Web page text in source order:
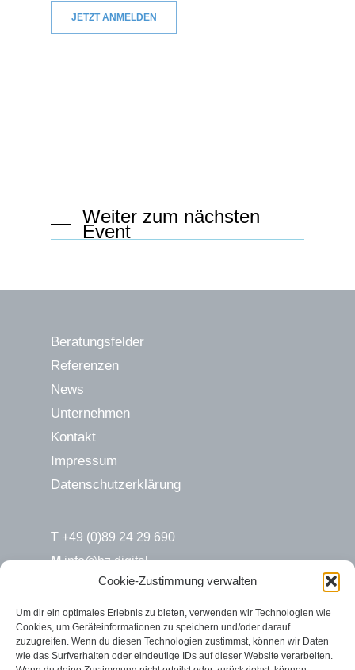
Cookie-Zustimmung verwalten
Um dir ein optimales Erlebnis zu bieten, verwenden wir Technologien wie
Cookies, um Geräteinformationen zu speichern und/oder darauf
zuzugreifen. Wenn du diesen Technologien zustimmst, können wir Daten
wie das Surfverhalten oder eindeutige IDs auf dieser Website verarbeiten.
JETZT ANMELDEN
Weiter zum nächsten
Event
Beratungsfelder
Referenzen
News
Unternehmen
Kontakt
Impressum
Datenschutzerklärung
T +49 (0)89 24 29 690
Minfo@hz.digital
H&Z.digital / Süd
Max-Joseph-Str. 6
80333 München